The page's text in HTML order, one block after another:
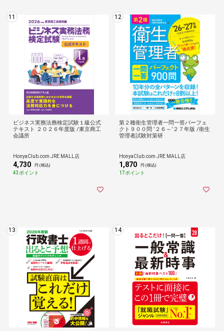
11
ビジネス実務法務検定試験１級公式
テキスト ２０２６年度版 /東京商工
会議所
HonyaClub.com JRE MALL店
4,730 円 (税込)
43ポイント
12
第２種衛生管理者一問一答パーフェ
クト９００問 ’２６～’２７年版 /衛生
管理者試験対策研
HonyaClub.com JRE MALL店
1,870 円 (税込)
17ポイント
13 14